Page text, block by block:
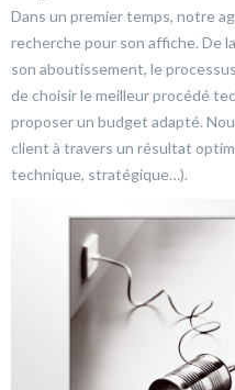
Dans un premier temps, notre
recherche pour son affiche. De
son aboutissement, le
de choisir le meilleur procédé
proposer un budget adapté.
client à travers un résultat
technique, stratégique…).